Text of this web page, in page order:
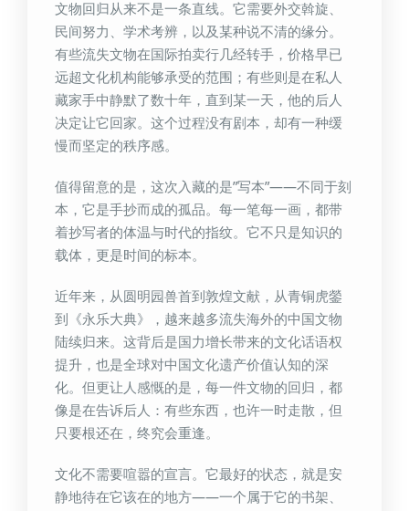
文物回归从来不是一条直线。它需要外交斡旋、
民间努力、学术考辨，以及某种说不清的缘分。
有些流失文物在国际拍卖行几经转手，价格早已
远超文化机构能够承受的范围；有些则是在私人
藏家手中静默了数十年，直到某一天，他的后人
决定让它回家。这个过程没有剧本，却有一种缓
慢而坚定的秩序感。
值得留意的是，这次入藏的是”写本”——不同于刻
本，它是手抄而成的孤品。每一笔每一画，都带
着抄写者的体温与时代的指纹。它不只是知识的
载体，更是时间的标本。
近年来，从圆明园兽首到敦煌文献，从青铜虎鎣
到《永乐大典》，越来越多流失海外的中国文物
陆续归来。这背后是国力增长带来的文化话语权
提升，也是全球对中国文化遗产价值认知的深
化。但更让人感慨的是，每一件文物的回归，都
像是在告诉后人：有些东西，也许一时走散，但
只要根还在，终究会重逢。
文化不需要喧嚣的宣言。它最好的状态，就是安
静地待在它该在的地方——一个属于它的书架、